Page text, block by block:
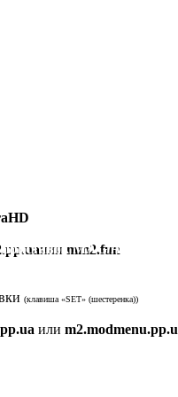
MAG/AuraHD
или mm2.fun
(клавиша «SET» (шестеренка))
или